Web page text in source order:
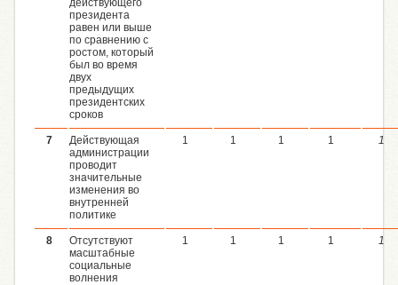
действующего
президента
равен или выше
по сравнению с
ростом, который
был во время
двух
предыдущих
президентских
сроков
7
Действующая
администрации
проводит
значительные
изменения во
внутренней
политике
1 1 1 1 1
8
Отсутствуют
масштабные
социальные
волнения
1 1 1 1 1